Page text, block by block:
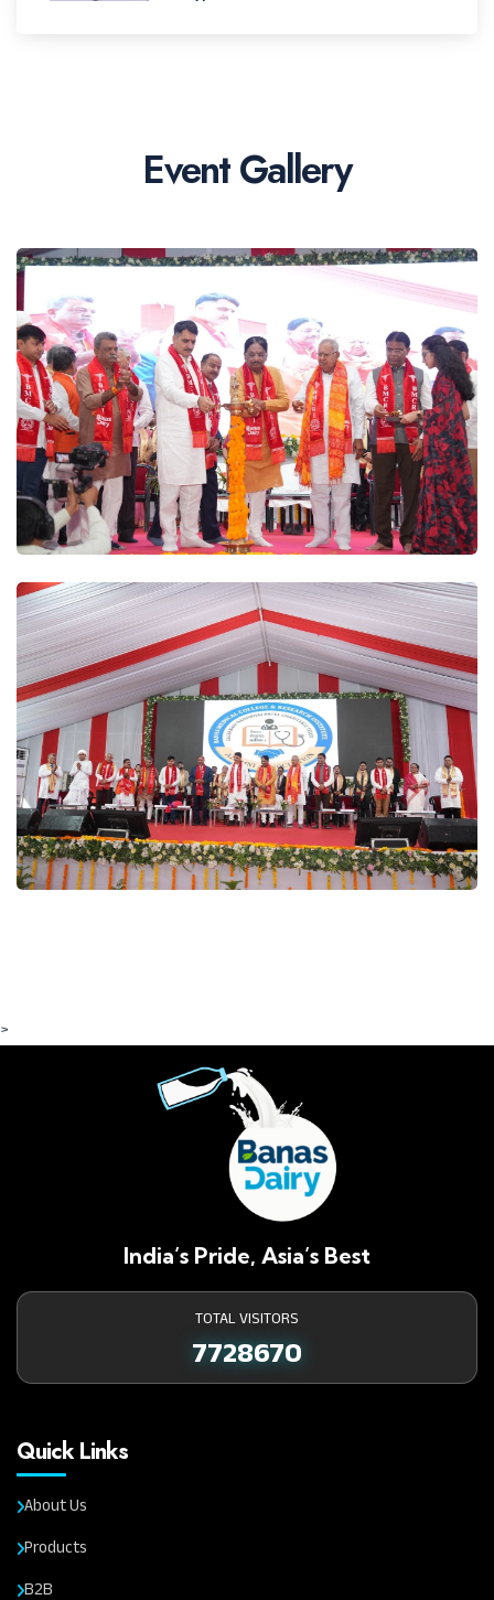
વર્ષ કેવા હશે તેના વિશે ચેરમેન શ્રી
શંકરભાઈ ચૌધરીએ શું કહ્યું!
06-07-2026
Read More
Event Gallery
>
India’s Pride, Asia’s Best
TOTAL VISITORS
7728670
Quick Links
About Us
Products
B2B